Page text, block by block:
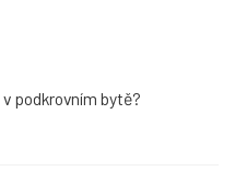
podkrovním bytě?